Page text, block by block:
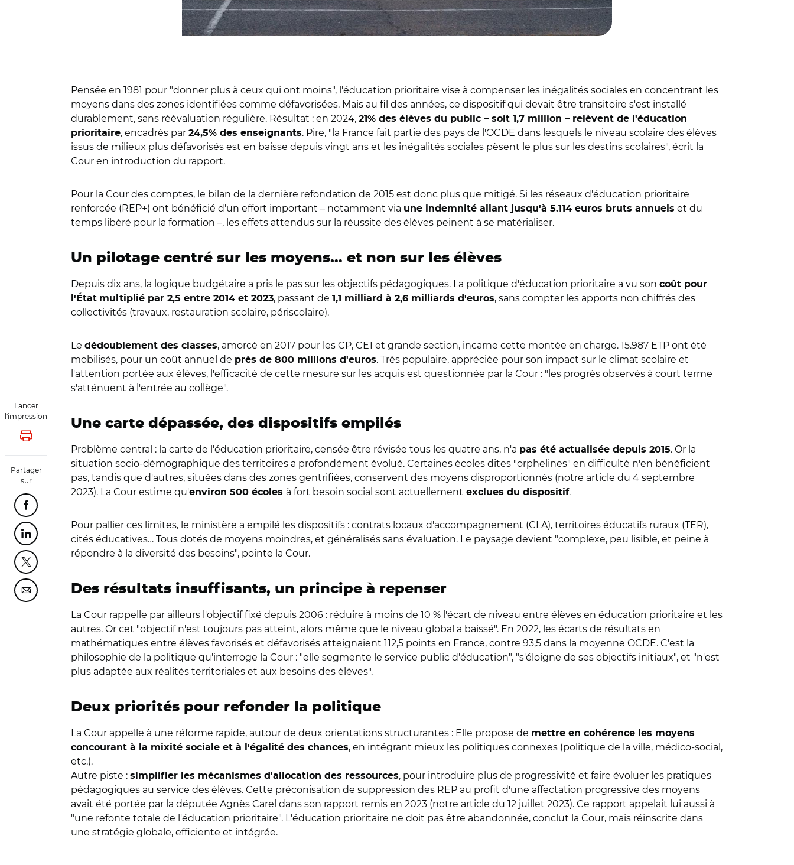
Lancer
l'impression
Lancer l'impression
Partager
sur
Partager cette page sur Facebook
Partager cette page sur Linkedin
Partager cette page sur Twitter
Partager cette page sur Courriel
Pensée en 1981 pour "donner plus à ceux qui ont moins", l'éducation prioritaire vise à compenser les inégalités sociales en concentrant les
moyens dans des zones identifiées comme défavorisées. Mais au fil des années, ce dispositif qui devait être transitoire s'est installé
durablement, sans réévaluation régulière. Résultat : en 2024, 21% des élèves du public – soit 1,7 million – relèvent de l'éducation
prioritaire, encadrés par 24,5% des enseignants. Pire, "l a France fait partie des pays de l'OCDE dans lesquels le niveau scolaire des élèves
issus de milieux plus défavorisés est en baisse depuis vingt ans et les inégalités sociales pèsent le plus sur les destins scolaires", écrit la
Cour en introduction du rapport.
Pour la Cour des comptes, le bilan de la dernière refondation de 2015 est donc plus que mitigé. Si les réseaux d'éducation prioritaire
renforcée (REP+) ont bénéficié d'un effort important – notamment via une indemnité allant jusqu'à 5.114 euros bruts annuels et du
temps libéré pour la formation –, les effets attendus sur la réussite des élèves peinent à se matérialiser.
Un pilotage centré sur les moyens… et non sur les élèves
Depuis dix ans, la logique budgétaire a pris le pas sur les objectifs pédagogiques. La politique d'éducation prioritaire a vu son coût pour
l'État multiplié par 2,5 entre 2014 et 2023, passant de 1,1 milliard à 2,6 milliards d'euros, sans compter les apports non chiffrés des
collectivités (travaux, restauration scolaire, périscolaire).
Le dédoublement des classes, amorcé en 2017 pour les CP, CE1 et grande section, incarne cette montée en charge. 15.987 ETP ont été
mobilisés, pour un coût annuel de près de 800 millions d'euros. Très populaire, appréciée pour son impact sur le climat scolaire et
l'attention portée aux élèves, l'efficacité de cette mesure sur les acquis est questionnée par la Cour : "les progrès observés à court terme
s'atténuent à l'entrée au collège".
Une carte dépassée, des dispositifs empilés
Problème central : la carte de l'éducation prioritaire, censée être révisée tous les quatre ans, n'a pas été actualisée depuis 2015. Or la
situation socio-démographique des territoires a profondément évolué. Certaines écoles dites "orphelines" en difficulté n'en bénéficient
pas, tandis que d'autres, situées dans des zones gentrifiées, conservent des moyens disproportionnés (notre article du 4 septembre
2023). La Cour estime qu'environ 500 écoles à fort besoin social sont actuellement exclues du dispositif.
Pour pallier ces limites, le ministère a empilé les dispositifs : contrats locaux d'accompagnement (CLA), territoires éducatifs ruraux (TER),
cités éducatives… Tous dotés de moyens moindres, et généralisés sans évaluation. Le paysage devient "complexe, peu lisible, et peine à
répondre à la diversité des besoins", pointe la Cour.
Des résultats insuffisants, un principe à repenser
La Cour rappelle par ailleurs l'objectif fixé depuis 2006 : réduire à moins de 10 % l'écart de niveau entre élèves en éducation prioritaire et les
autres. Or cet "objectif n'est toujours pas atteint, alors même que le niveau global a baissé". En 2022, les écarts de résultats en
mathématiques entre élèves favorisés et défavorisés atteignaient 112,5 points en France, contre 93,5 dans la moyenne OCDE. C'est la
philosophie de la politique qu'interroge la Cour : "elle segmente le service public d'éducation", "s'éloigne de ses objectifs initiaux", et "n'est
plus adaptée aux réalités territoriales et aux besoins des élèves".
Deux priorités pour refonder la politique
La Cour appelle à une réforme rapide, autour de deux orientations structurantes : Elle propose de mettre en cohérence les moyens
concourant à la mixité sociale et à l'égalité des chances, en intégrant mieux les politiques connexes (politique de la ville, médico-social,
etc.).
Autre piste : simplifier les mécanismes d'allocation des ressources, pour introduire plus de progressivité et faire évoluer les pratiques
pédagogiques au service des élèves. Cette préconisation de suppression des REP au profit d'une affectation progressive des moyens
avait été portée par la députée Agnès Carel dans son rapport remis en 2023 (notre article du 12 juillet 2023). Ce rapport appelait lui aussi à
"une refonte totale de l'éducation prioritaire". L'éducation prioritaire ne doit pas être abandonnée, conclut la Cour, mais réinscrite dans
une stratégie globale, efficiente et intégrée.